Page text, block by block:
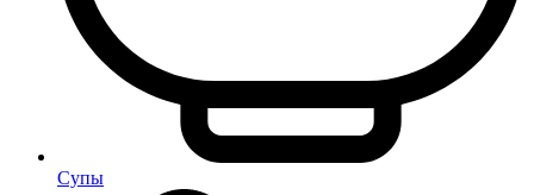
Супы